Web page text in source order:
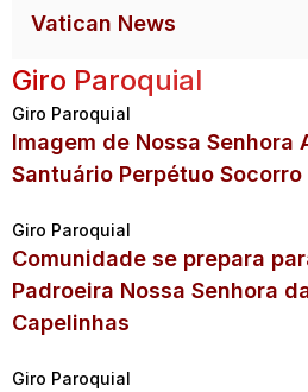
Vatican News
Giro Paroquial
Giro Paroquial
Imagem de Nossa Senhora
Santuário Perpétuo
Giro Paroquial
Comunidade se prepara
Padroeira Nossa Senhora
Capelinhas
Giro Paroquial